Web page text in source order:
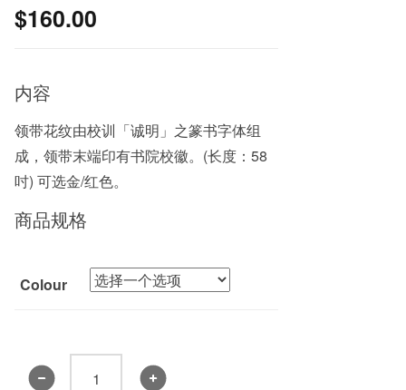
$160.00
内容
领带花纹由校训「诚明」之篆书字体组
成，领带末端印有书院校徽。(长度：58
吋) 可选金/红色。
商品规格
Colour